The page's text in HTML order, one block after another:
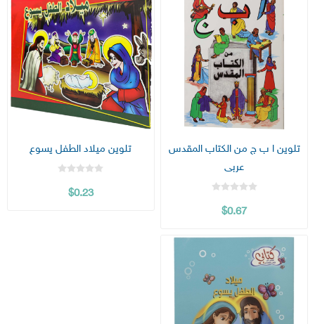
تلوين ا ب ج من الكتاب المقدس
عربى
$0.67
تلوين ميلاد الطفل يسوع
$0.23